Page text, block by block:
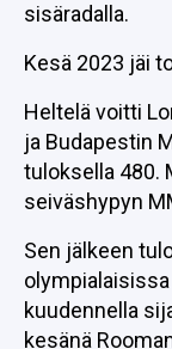
sisäradalla.
Kesä 2023 jäi
Heltelä voitti
ja Budapestin
tuloksella 480.
seiväshypyn
Sen jälkeen
kuudennella
kesänä